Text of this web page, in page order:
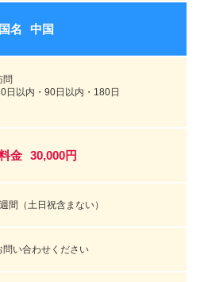
中国
問
日以内・90日以内・180日
30,000円
間（土日祝含まない）
問い合わせください